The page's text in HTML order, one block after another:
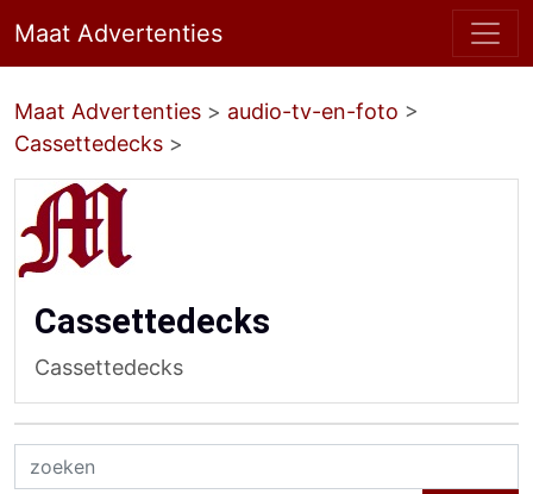
Maat Advertenties
Maat Advertenties > audio-tv-en-foto >
Cassettedecks >
Cassettedecks
Cassettedecks